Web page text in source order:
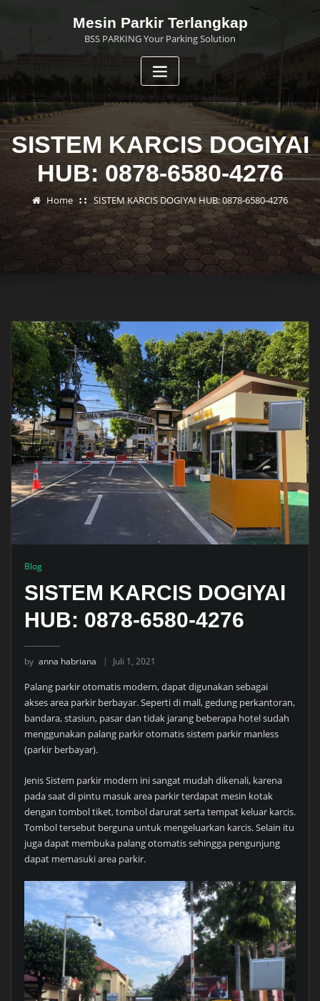
Mesin Parkir Terlangkap
BSS PARKING Your Parking Solution
SISTEM KARCIS DOGIYAI
HUB: 0878-6580-4276
Home SISTEM KARCIS DOGIYAI HUB: 0878-6580-4276
Blog
SISTEM KARCIS DOGIYAI
HUB: 0878-6580-4276
by anna habriana Juli 1, 2021
Palang parkir otomatis modern, dapat digunakan sebagai
akses area parkir berbayar. Seperti di mall, gedung perkantoran,
bandara, stasiun, pasar dan tidak jarang beberapa hotel sudah
menggunakan palang parkir otomatis sistem parkir manless
(parkir berbayar).
Jenis Sistem parkir modern ini sangat mudah dikenali, karena
pada saat di pintu masuk area parkir terdapat mesin kotak
dengan tombol tiket, tombol darurat serta tempat keluar karcis.
Tombol tersebut berguna untuk mengeluarkan karcis. Selain itu
juga dapat membuka palang otomatis sehingga pengunjung
dapat memasuki area parkir.